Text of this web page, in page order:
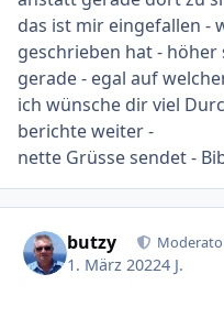
das ist mir eingefallen -
geschrieben hat -
gerade - egal auf
ich wünsche dir viel
berichte weiter -
nette Grüsse sendet -
butzy
1. März 20224 J.